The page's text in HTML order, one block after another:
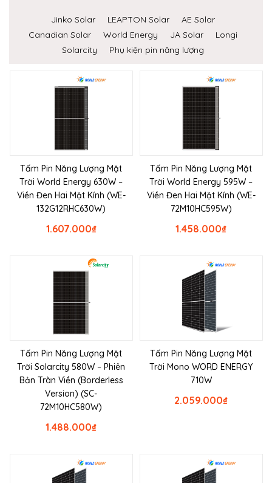
Jinko Solar LEAPTON Solar
AE Solar
Canadian Solar
World Energy JA Solar
Longi
Solarcity
Phụ kiện pin năng lượng
Tấm Pin Năng Lượng Mặt
Trời World Energy 630W –
Viền Đen Hai Mặt Kính (WE-
132G12RHC630W)
₫
1.607.000
Tấm Pin Năng Lượng Mặt
Trời World Energy 595W –
Viền Đen Hai Mặt Kính (WE-
72M10HC595W)
₫
1.458.000
Tấm Pin Năng Lượng Mặt
Trời Solarcity 580W – Phiên
Bản Tràn Viền (Borderless
Version) (SC-
72M10HC580W)
₫
1.488.000
Tấm Pin Năng Lượng Mặt
Trời Mono WORD ENERGY
710W
₫
2.059.000